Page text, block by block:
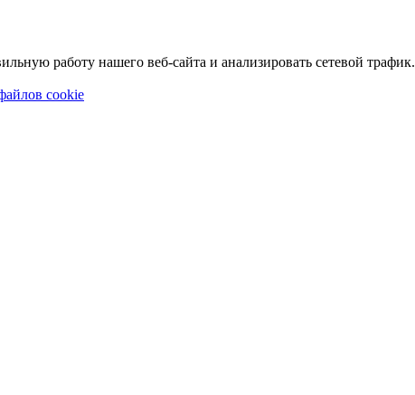
работу нашего веб-сайта и анализировать сетевой трафик.
cookie